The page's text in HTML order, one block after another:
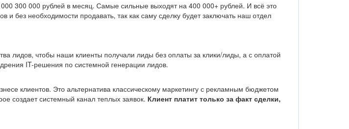
300 000 рублей в месяц. Самые сильные выходят на 400 000+ рублей. И всё это
и без необходимости продавать, так как саму сделку будет заключать наш отдел
лидов, чтобы наши клиенты получали лиды без оплаты за клики/лиды, а с оплатой
IT-решения по системной генерации лидов.
клиентов. Это альтернатива классическому маркетингу с рекламным бюджетом
создает системный канал теплых заявок. Клиент платит только за факт сделки,